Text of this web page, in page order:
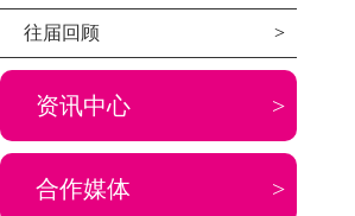
往届回顾 >
资讯中心 >
合作媒体 >